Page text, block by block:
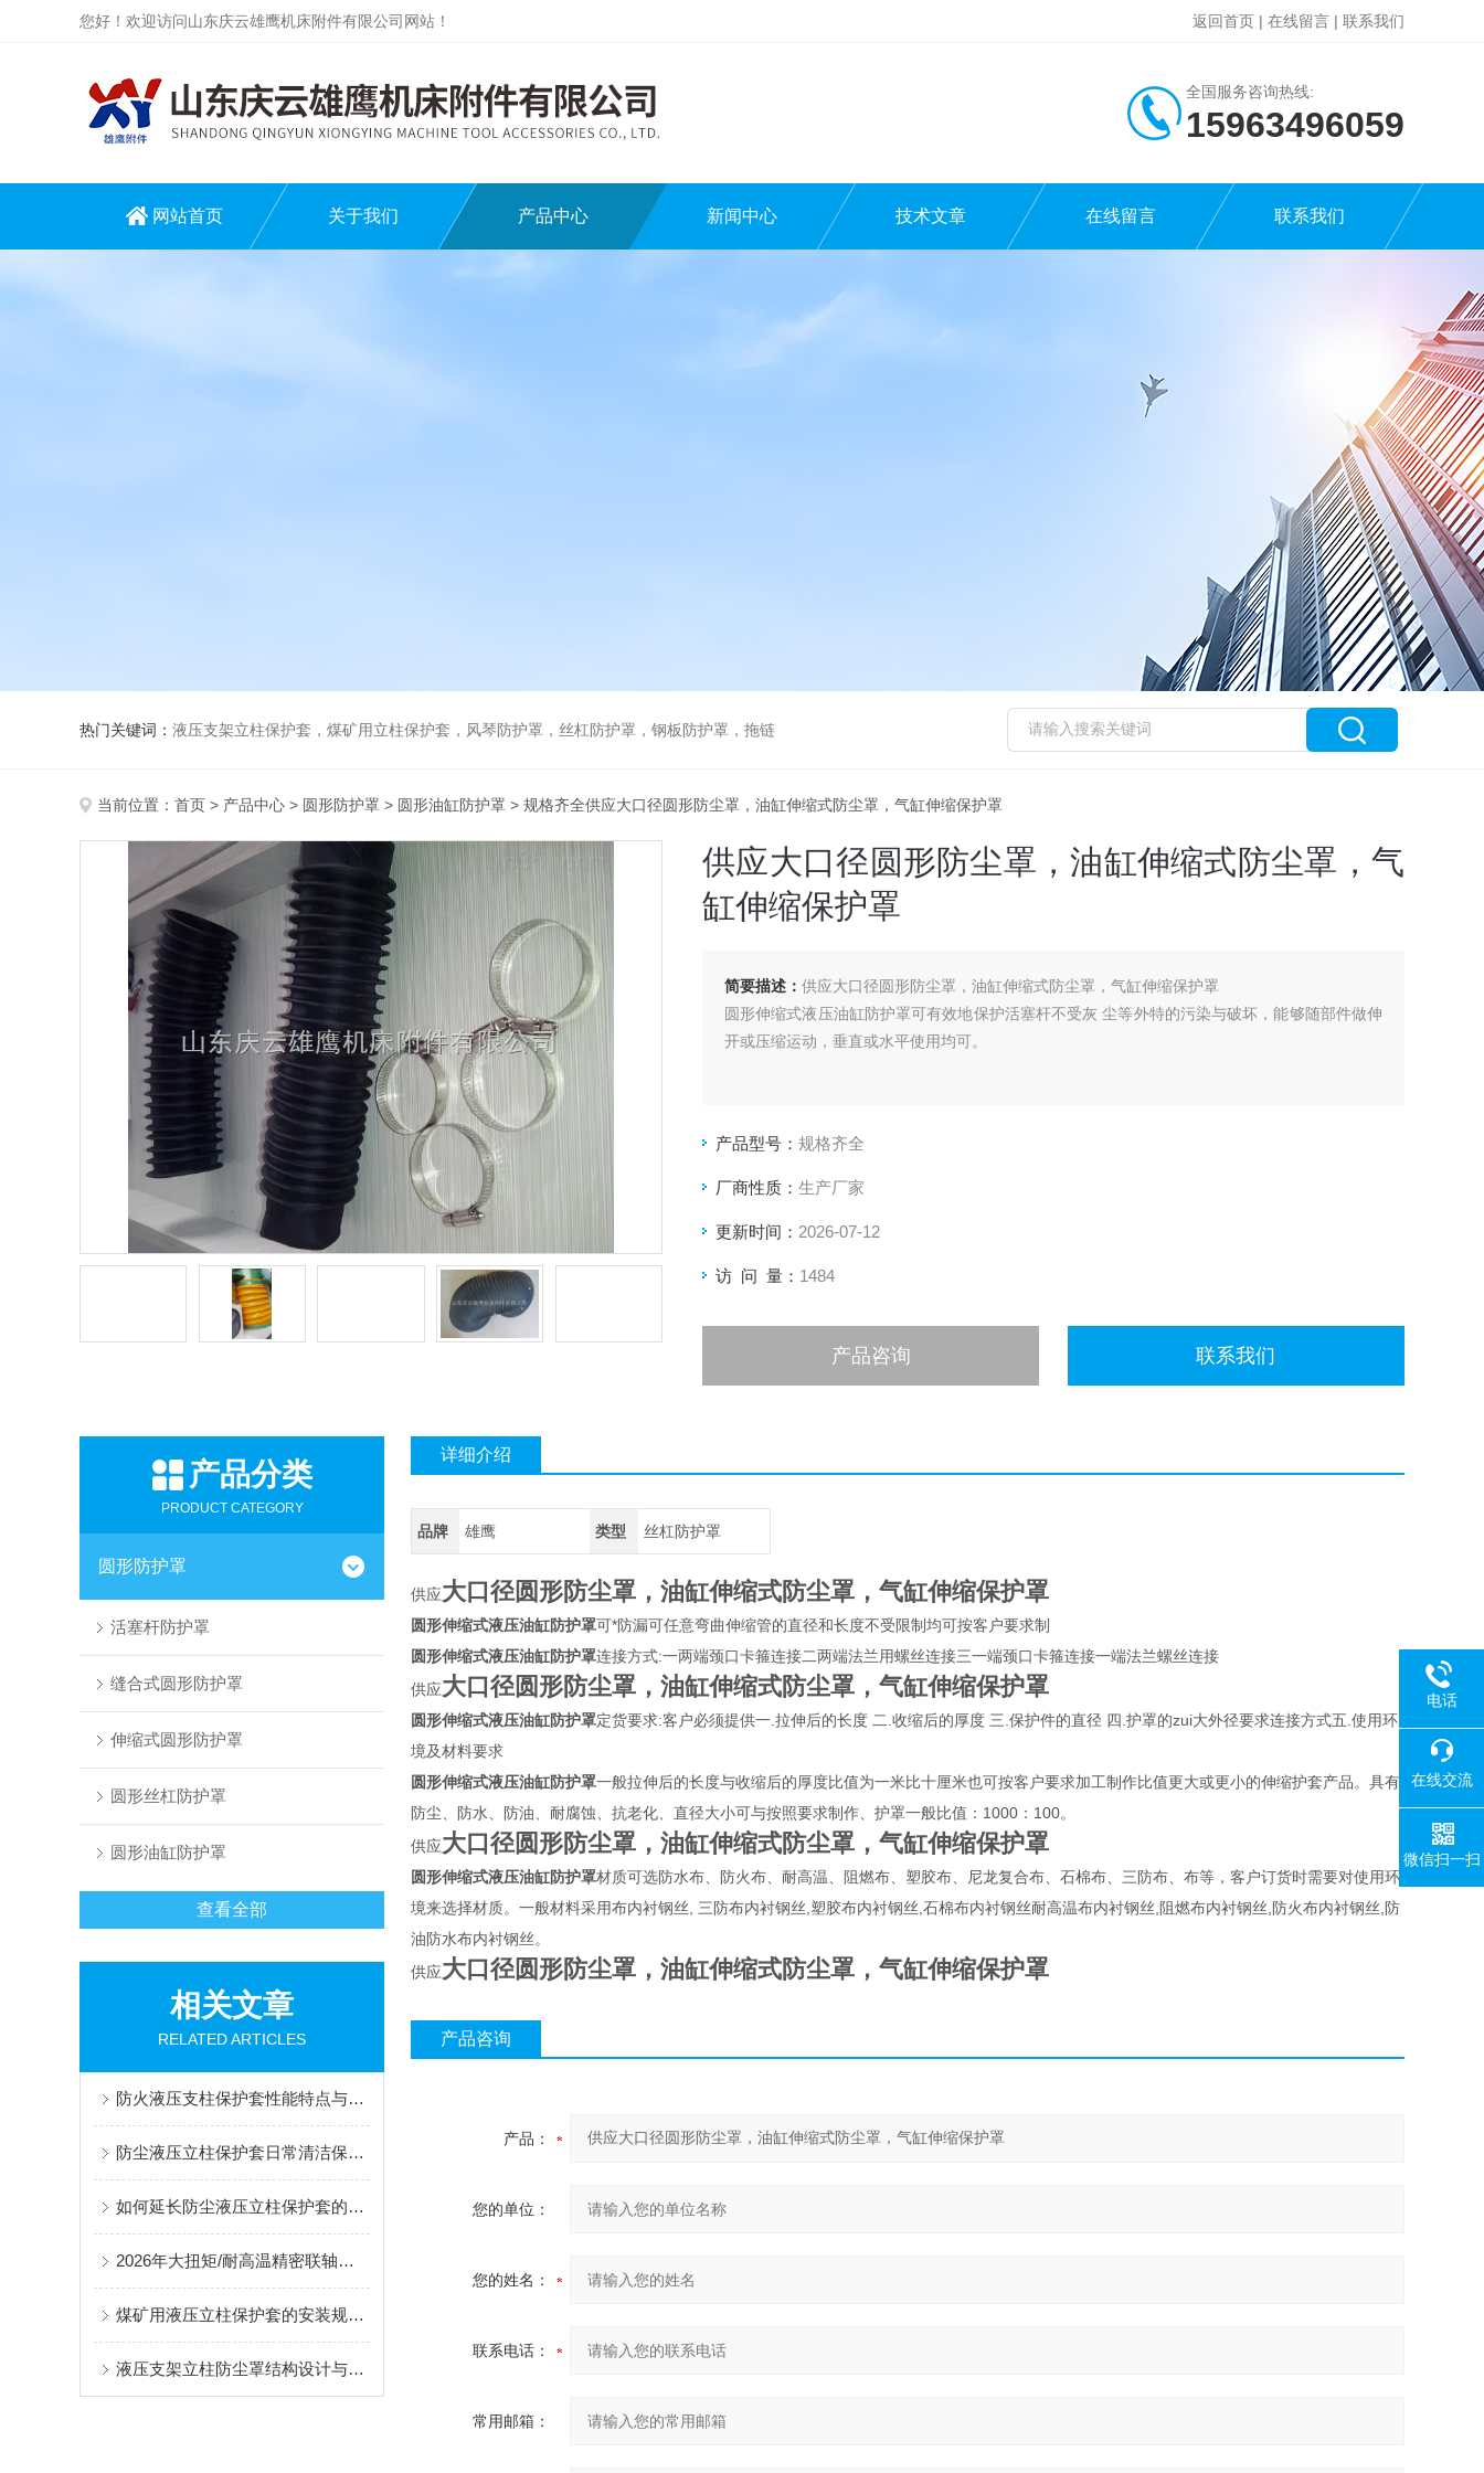
您好！欢迎访问山东庆云雄鹰机床附件有限公司网站！ 返回首页 | 在线留言 | 联系我们
全国服务咨询热线:
15963496059
网站首页 关于我们 产品中心 新闻中心 技术文章 在线留言 联系我们
热门关键词： 液压支架立柱保护套，煤矿用立柱保护套，风琴防护罩，丝杠防护罩，钢板防护罩，拖链
当前位置： 首页 > 产品中心 > 圆形防护罩 > 圆形油缸防护罩 > 规格齐全供应大口径圆形防尘罩，油缸伸缩式防尘罩，气缸伸缩保护罩
供应大口径圆形防尘罩，油缸伸缩式防尘罩，气
缸伸缩保护罩
简要描述： 供应大口径圆形防尘罩，油缸伸缩式防尘罩，气缸伸缩保护罩
圆形伸缩式液压油缸防护罩可有效地保护活塞杆不受灰 尘等外特的污染与破坏，能够随部件做伸
开或压缩运动，垂直或水平使用均可。
产品型号： 规格齐全
厂商性质： 生产厂家
更新时间： 2026-07-12
访 问 量： 1484
产品咨询 联系我们
产品分类
PRODUCT CATEGORY
圆形防护罩
活塞杆防护罩
缝合式圆形防护罩
伸缩式圆形防护罩
圆形丝杠防护罩
圆形油缸防护罩
查看全部
相关文章
RELATED ARTICLES
防火液压支柱保护套性能特点与阻燃防护应用
防尘液压立柱保护套日常清洁保养与更换规范
如何延长防尘液压立柱保护套的使用寿命？
2026年大扭矩/耐高温精密联轴器定制找哪家？能实现精准定制的优质厂家盘点
煤矿用液压立柱保护套的安装规范与使用寿命提升方案
液压支架立柱防尘罩结构设计与密封防护原理
详细介绍
品牌 雄鹰 类型 丝杠防护罩
供应大口径圆形防尘罩，油缸伸缩式防尘罩，气缸伸缩保护罩
圆形伸缩式液压油缸防护罩可*防漏可任意弯曲伸缩管的直径和长度不受限制均可按客户要求制
圆形伸缩式液压油缸防护罩连接方式:一两端颈口卡箍连接二两端法兰用螺丝连接三一端颈口卡箍连接一端法兰螺丝连接
供应大口径圆形防尘罩，油缸伸缩式防尘罩，气缸伸缩保护罩
圆形伸缩式液压油缸防护罩定货要求:客户必须提供一.拉伸后的长度 二.收缩后的厚度 三.保护件的直径 四.护罩的zui大外径要求连接方式五.使用环
境及材料要求
圆形伸缩式液压油缸防护罩一般拉伸后的长度与收缩后的厚度比值为一米比十厘米也可按客户要求加工制作比值更大或更小的伸缩护套产品。具有
防尘、防水、防油、耐腐蚀、抗老化、直径大小可与按照要求制作、护罩一般比值：1000：100。
供应大口径圆形防尘罩，油缸伸缩式防尘罩，气缸伸缩保护罩
圆形伸缩式液压油缸防护罩材质可选防水布、防火布、耐高温、阻燃布、塑胶布、尼龙复合布、石棉布、三防布、布等，客户订货时需要对使用环
境来选择材质。一般材料采用布内衬钢丝, 三防布内衬钢丝,塑胶布内衬钢丝,石棉布内衬钢丝耐高温布内衬钢丝,阻燃布内衬钢丝,防火布内衬钢丝,防
油防水布内衬钢丝。
供应大口径圆形防尘罩，油缸伸缩式防尘罩，气缸伸缩保护罩
产品咨询
产品：
您的单位：
您的姓名：
联系电话：
常用邮箱：
电话
在线交流
微信扫一扫